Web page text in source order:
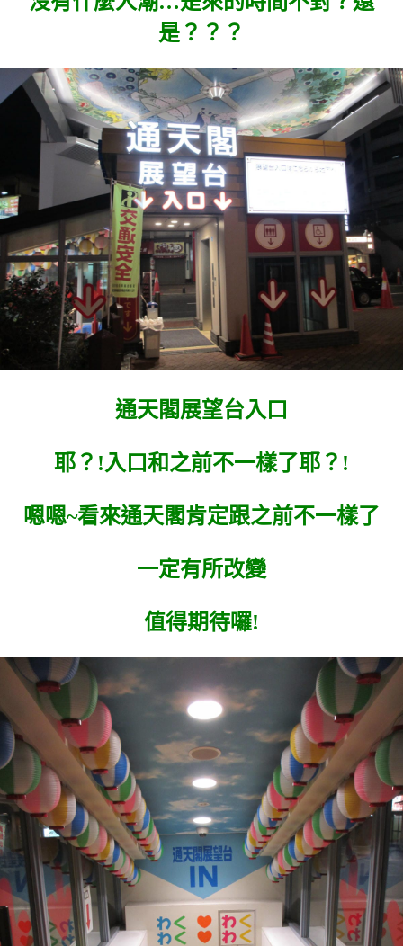
是？？？
通天閣展望台入口
耶？!入口和之前不一樣了耶？!
嗯嗯~看來通天閣肯定跟之前不一樣了
一定有所改變
值得期待囉!